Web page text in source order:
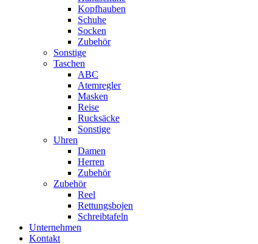
Kopfhauben
Schuhe
Socken
Zubehör
Sonstige
Taschen
ABC
Atemregler
Masken
Reise
Rucksäcke
Sonstige
Uhren
Damen
Herren
Zubehör
Zubehör
Reel
Rettungsbojen
Schreibtafeln
Unternehmen
Kontakt